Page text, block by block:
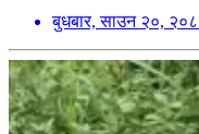
बुधबार, साउन २०,